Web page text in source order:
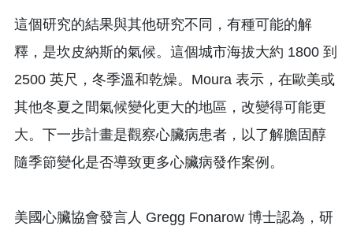
這個研究的結果與其他研究不同，有種可能的解
釋，是坎皮納斯的氣候。這個城市海拔大約 1800 到
2500 英尺，冬季溫和乾燥。Moura 表示，在歐美或
其他冬夏之間氣候變化更大的地區，改變得可能更
大。下一步計畫是觀察心臟病患者，以了解膽固醇
隨季節變化是否導致更多心臟病發作案例。
美國心臟協會發言人 Gregg Fonarow 博士認為，研